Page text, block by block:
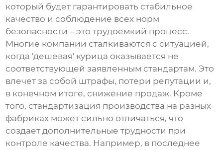
который будет гарантировать стабильное
качество и соблюдение всех норм
безопасности – это трудоемкий процесс.
Многие компании сталкиваются с ситуацией,
когда 'дешевая' курица оказывается не
соответствующей заявленным стандартам. Это
влечет за собой штрафы, потери репутации и,
в конечном итоге, снижение продаж. Кроме
того, стандартизация производства на разных
фабриках может сильно отличаться, что
создает дополнительные трудности при
контроле качества. Например, в последнее